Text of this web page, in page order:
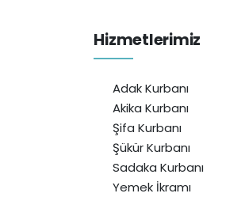
Hizmetlerimiz
Adak Kurbanı
Akika Kurbanı
Şifa Kurbanı
Şükür Kurbanı
Sadaka Kurbanı
Yemek İkramı